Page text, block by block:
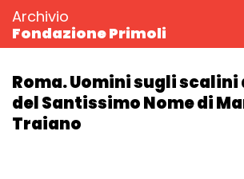
Archivio
Fondazione Primoli
Roma. Uomini sugli
del Santissimo Nome di
Traiano